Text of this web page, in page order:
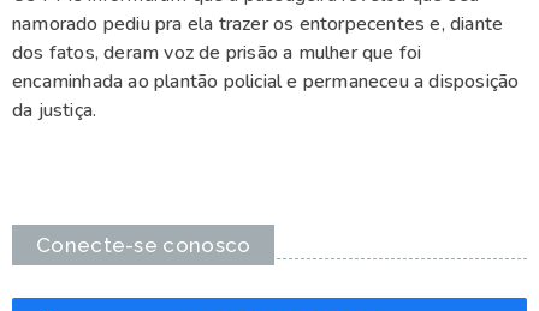
namorado pediu pra ela trazer os entorpecentes e, diante
dos fatos, deram voz de prisão a mulher que foi
encaminhada ao plantão policial e permaneceu a disposição
da justiça.
Conecte-se conosco